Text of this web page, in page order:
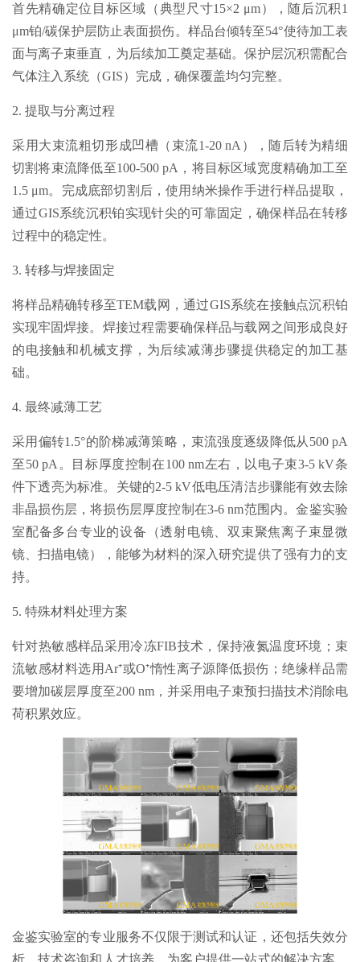
首先精确定位目标区域（典型尺寸15×2 μm），随后沉积1
μm铂/碳保护层防止表面损伤。样品台倾转至54°使待加工表
面与离子束垂直，为后续加工奠定基础。保护层沉积需配合
气体注入系统（GIS）完成，确保覆盖均匀完整。
2. 提取与分离过程
采用大束流粗切形成凹槽（束流1-20 nA），随后转为精细
切割将束流降低至100-500 pA，将目标区域宽度精确加工至
1.5 μm。完成底部切割后，使用纳米操作手进行样品提取，
通过GIS系统沉积铂实现针尖的可靠固定，确保样品在转移
过程中的稳定性。
3. 转移与焊接固定
将样品精确转移至TEM载网，通过GIS系统在接触点沉积铂
实现牢固焊接。焊接过程需要确保样品与载网之间形成良好
的电接触和机械支撑，为后续减薄步骤提供稳定的加工基
础。
4. 最终减薄工艺
采用偏转1.5°的阶梯减薄策略，束流强度逐级降低从500 pA
至50 pA。目标厚度控制在100 nm左右，以电子束3-5 kV条
件下透亮为标准。关键的2-5 kV低电压清洁步骤能有效去除
非晶损伤层，将损伤层厚度控制在3-6 nm范围内。金鉴实验
室配备多台专业的设备（透射电镜、双束聚焦离子束显微
镜、扫描电镜），能够为材料的深入研究提供了强有力的支
持。
5. 特殊材料处理方案
针对热敏感样品采用冷冻FIB技术，保持液氮温度环境；束
流敏感材料选用Ar⁺或O⁺惰性离子源降低损伤；绝缘样品需
要增加碳层厚度至200 nm，并采用电子束预扫描技术消除电
荷积累效应。
金鉴实验室的专业服务不仅限于测试和认证，还包括失效分